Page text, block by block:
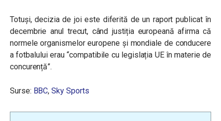
Totuși, decizia de joi este diferită de un raport publicat în
decembrie anul trecut, când justiția europeană afirma că
normele organismelor europene și mondiale de conducere
a fotbalului erau “compatibile cu legislația UE în materie de
concurență”.
Surse: BBC,Sky Sports